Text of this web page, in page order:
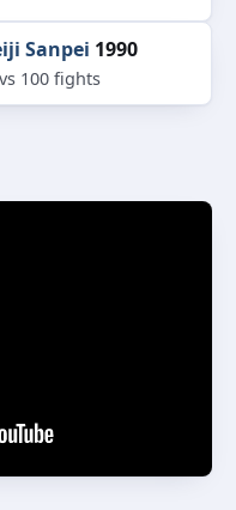
Sanpei 1990
100 fights